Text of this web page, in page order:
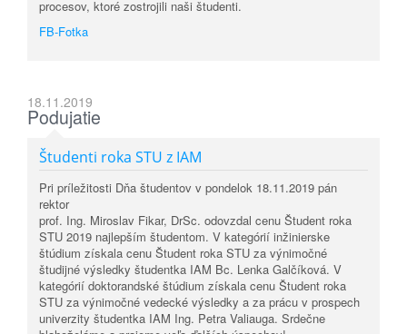
procesov, ktoré zostrojili naši študenti.
FB-Fotka
18.11.2019
Podujatie
Študenti roka STU z IAM
Pri príležitosti Dňa študentov v pondelok 18.11.2019 pán
rektor
prof. Ing. Miroslav Fikar, DrSc. odovzdal cenu Študent roka
STU 2019 najlepším študentom. V kategórií inžinierske
štúdium získala cenu Študent roka STU za výnimočné
študijné výsledky študentka IAM Bc. Lenka Galčíková. V
kategórií doktorandské štúdium získala cenu Študent roka
STU za výnimočné vedecké výsledky a za prácu v prospech
univerzity študentka IAM Ing. Petra Valiauga. Srdečne